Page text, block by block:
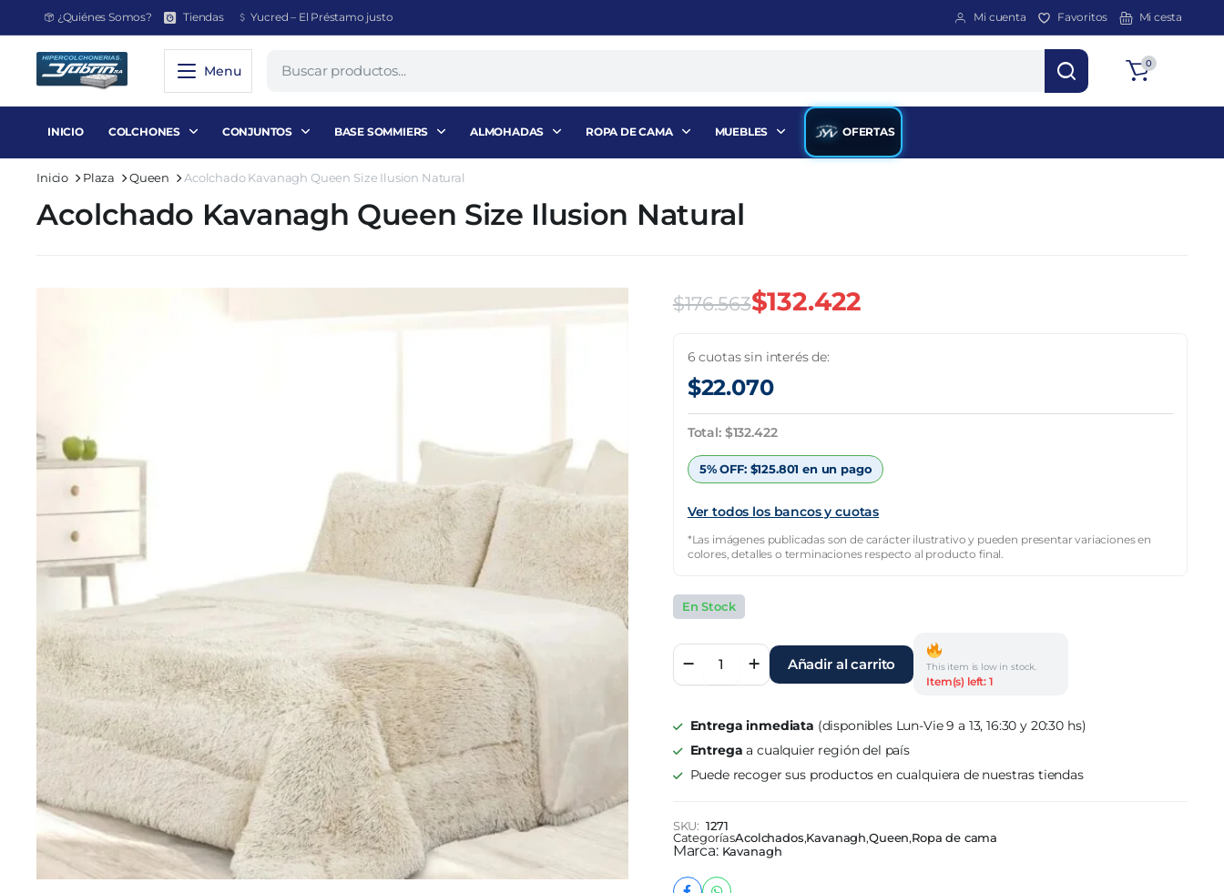
¿Quiénes Somos? Tiendas Yucred – El Préstamo justo Mi cuenta Favoritos Mi cesta
Menu 0
INICIO COLCHONES CONJUNTOS BASE SOMMIERS ALMOHADAS ROPA DE CAMA MUEBLES OFERTAS
Inicio Plaza Queen Acolchado Kavanagh Queen Size Ilusion Natural
Acolchado Kavanagh Queen Size Ilusion Natural
$176.563
precio
original
era:
$176.563.
$132.422
precio
actual
es:
$132.422.
6 cuotas sin interés de:
$22.070
Total: $132.422
5% OFF: $125.801 en un pago
Ver todos los bancos y cuotas
*Las imágenes publicadas son de carácter ilustrativo y pueden presentar variaciones en
colores, detalles o terminaciones respecto al producto final.
En Stock
Kavanagh
Queen
Ilusion
Natural
quantity
Añadir al carrito This item is low in stock.
Item(s) left: 1
Entrega inmediata (disponibles Lun-Vie 9 a 13, 16:30 y 20:30 hs)
Entrega a cualquier región del país
Puede recoger sus productos en cualquiera de nuestras tiendas
SKU: 1271
CategoríasAcolchados,Kavanagh,Queen,Ropa de cama
Marca: Kavanagh